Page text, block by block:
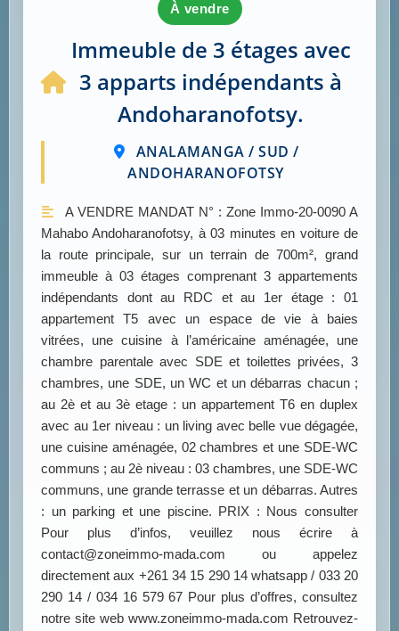
à vendre
Immeuble de 3 étages avec
3 apparts indépendants à
Andoharanofotsy.
ANALAMANGA / SUD /
ANDOHARANOFOTSY
A VENDRE MANDAT N° : Zone Immo-20-0090 A
Mahabo Andoharanofotsy, à 03 minutes en voiture de
la route principale, sur un terrain de 700m², grand
immeuble à 03 étages comprenant 3 appartements
indépendants dont au RDC et au 1er étage : 01
appartement T5 avec un espace de vie à baies
vitrées, une cuisine à l’américaine aménagée, une
chambre parentale avec SDE et toilettes privées, 3
chambres, une SDE, un WC et un débarras chacun ;
au 2è et au 3è etage : un appartement T6 en duplex
avec au 1er niveau : un living avec belle vue dégagée,
une cuisine aménagée, 02 chambres et une SDE-WC
communs ; au 2è niveau : 03 chambres, une SDE-WC
communs, une grande terrasse et un débarras. Autres
: un parking et une piscine. PRIX : Nous consulter
Pour plus d’infos, veuillez nous écrire à
contact@zoneimmo-mada.com ou appelez
directement aux +261 34 15 290 14 whatsapp / 033 20
290 14 / 034 16 579 67 Pour plus d’offres, consultez
notre site web www.zoneimmo-mada.com Retrouvez-